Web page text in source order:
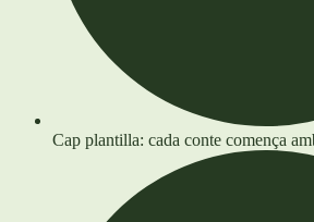
Cap plantilla: cada conte comença